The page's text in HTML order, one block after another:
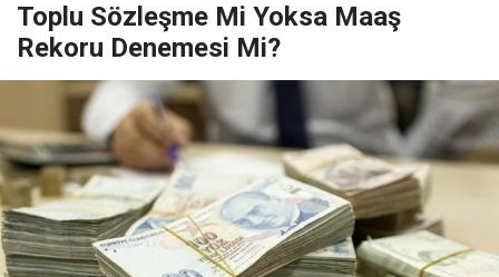
Toplu Sözleşme Mi Yoksa Maaş
Rekoru Denemesi Mi?